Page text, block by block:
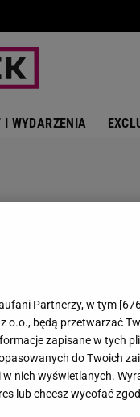
I WYDARZENIA
Partnerzy, w tym [
o.o., będą przetwarzać
zapisane w tych
do Twoich
nich wyświetlanych.
lub chcesz wycofać